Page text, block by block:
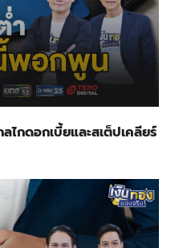
กดอกเบี้ยและสเต็ปเคลียร์